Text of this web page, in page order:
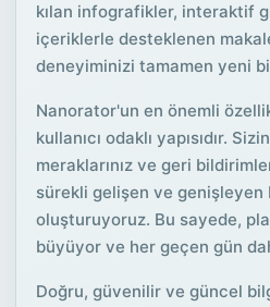
kılan infografikler, interaktif
içeriklerle desteklenen
deneyiminizi tamamen yeni
Nanorator'un en önemli
kullanıcı odaklı yapısıdır.
meraklarınız ve geri
sürekli gelişen ve genişleyen
oluşturuyoruz. Bu sayede,
büyüyor ve her geçen gün
Doğru, güvenilir ve güncel